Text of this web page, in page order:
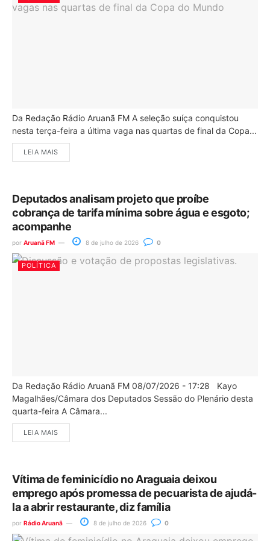
Da Redação Rádio Aruanã FM A seleção suíça conquistou
nesta terça-feira a última vaga nas quartas de final da Copa...
LEIA MAIS
Deputados analisam projeto que proíbe
cobrança de tarifa mínima sobre água e esgoto;
acompanhe
por Aruanã FM 8 de julho de 2026 0
POLÍTICA
Da Redação Rádio Aruanã FM 08/07/2026 - 17:28 Kayo
Magalhães/Câmara dos Deputados Sessão do Plenário desta
quarta-feira A Câmara...
LEIA MAIS
Vítima de feminicídio no Araguaia deixou
emprego após promessa de pecuarista de ajudá-
la a abrir restaurante, diz família
por Rádio Aruanã 8 de julho de 2026 0